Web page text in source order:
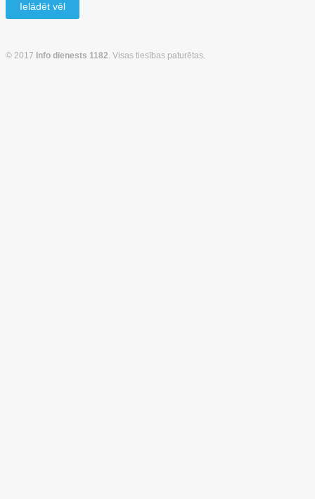
Ielādēt vēl
© 2017 Info dienests 1182. Visas tiesības paturētas.